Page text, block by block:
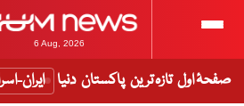
6 Aug, 2026
صفحۂ اول تازہ ترین پاکستان دنیا ایران-